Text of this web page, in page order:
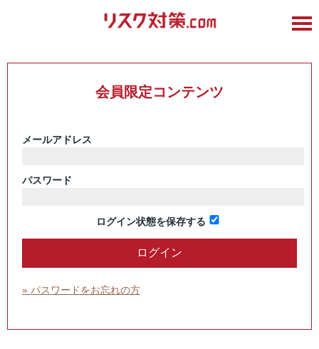
会員限定コンテンツ
メールアドレス
パスワード
ログイン状態を保存する
» パスワードをお忘れの方